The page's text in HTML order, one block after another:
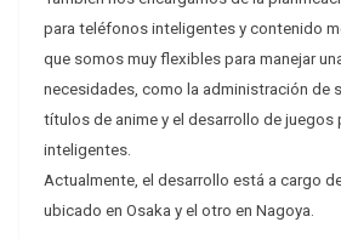
para teléfonos inteligentes y contenido
que somos muy flexibles para manejar
necesidades, como la administración de
títulos de anime y el desarrollo de juegos
inteligentes.
Actualmente, el desarrollo está a cargo
ubicado en Osaka y el otro en Nagoya.